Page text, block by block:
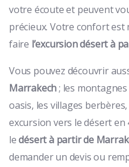
votre écoute et peuvent
précieux. Votre confort
faire l’excursion désert à
Vous pouvez découvrir
Marrakech; les montagnes
oasis, les villages
excursion vers le désert en
ledésert à partir de
demander un devis ou